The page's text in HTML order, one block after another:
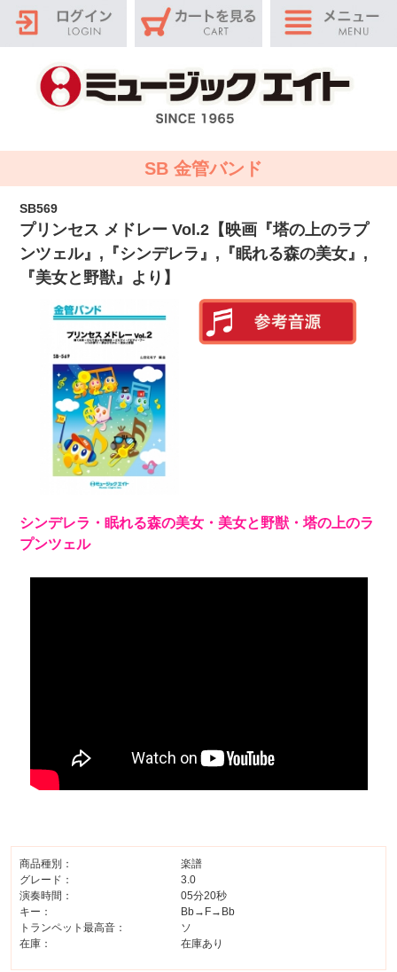
SB 金管バンド
SB569
プリンセス メドレー Vol.2【映画『塔の上のラプ
ンツェル』,『シンデレラ』,『眠れる森の美女』,
『美女と野獣』より】
シンデレラ・眠れる森の美女・美女と野獣・塔の上のラ
プンツェル
商品種別：
楽譜
グレード：
3.0
演奏時間：
05分20秒
キー：
Bb→F→Bb
トランペット最高音：
ソ
在庫：
在庫あり